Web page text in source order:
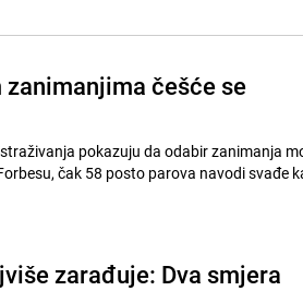
češće se
pokazuju da odabir zanimanja
čak 58 posto parova navodi svađe
zarađuje: Dva smjera